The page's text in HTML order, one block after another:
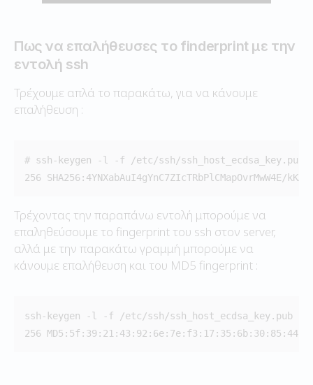
Πως να επαλήθευσες το finderprint με την
εντολή ssh
Τρέχουμε απλά το παρακάτω, για να κάνουμε
επαλήθευση :
# ssh-keygen -l -f /etc/ssh/ssh_host_ecdsa_key.pub
256 SHA256:4YNXabAuI4gYnC7ZIcTRbPlCMapOvrMwW4E/
Τρέχοντας την παραπάνω εντολή μπορούμε να
επαληθεύσουμε το fingerprint του ssh στον server,
αλλά με την παρακάτω γραμμή μπορούμε να
κάνουμε επαλήθευση και του MD5 fingerprint :
ssh-keygen -l -f /etc/ssh/ssh_host_ecdsa_key.pub -E
256